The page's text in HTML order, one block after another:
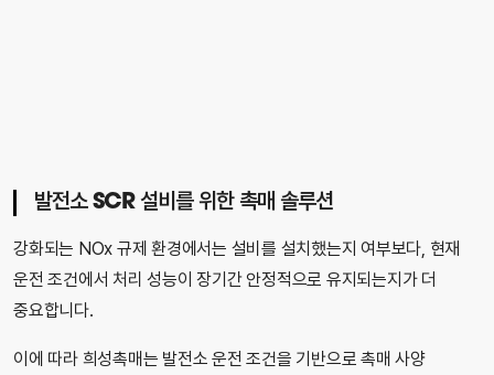
발전소 SCR 설비를 위한 촉매 솔루션
강화되는 NOx 규제 환경에서는 설비를 설치했는지 여부보다, 현재
운전 조건에서 처리 성능이 장기간 안정적으로 유지되는지가 더
중요합니다.
이에 따라 희성촉매는 발전소 운전 조건을 기반으로 촉매 사양